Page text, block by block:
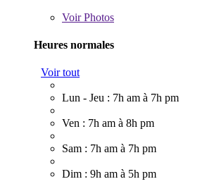
VoirPhotos
Heures normales
Voir tout
Lun - Jeu : 7h am à 7h pm
Ven : 7h am à 8h pm
Sam : 7h am à 7h pm
Dim : 9h am à 5h pm